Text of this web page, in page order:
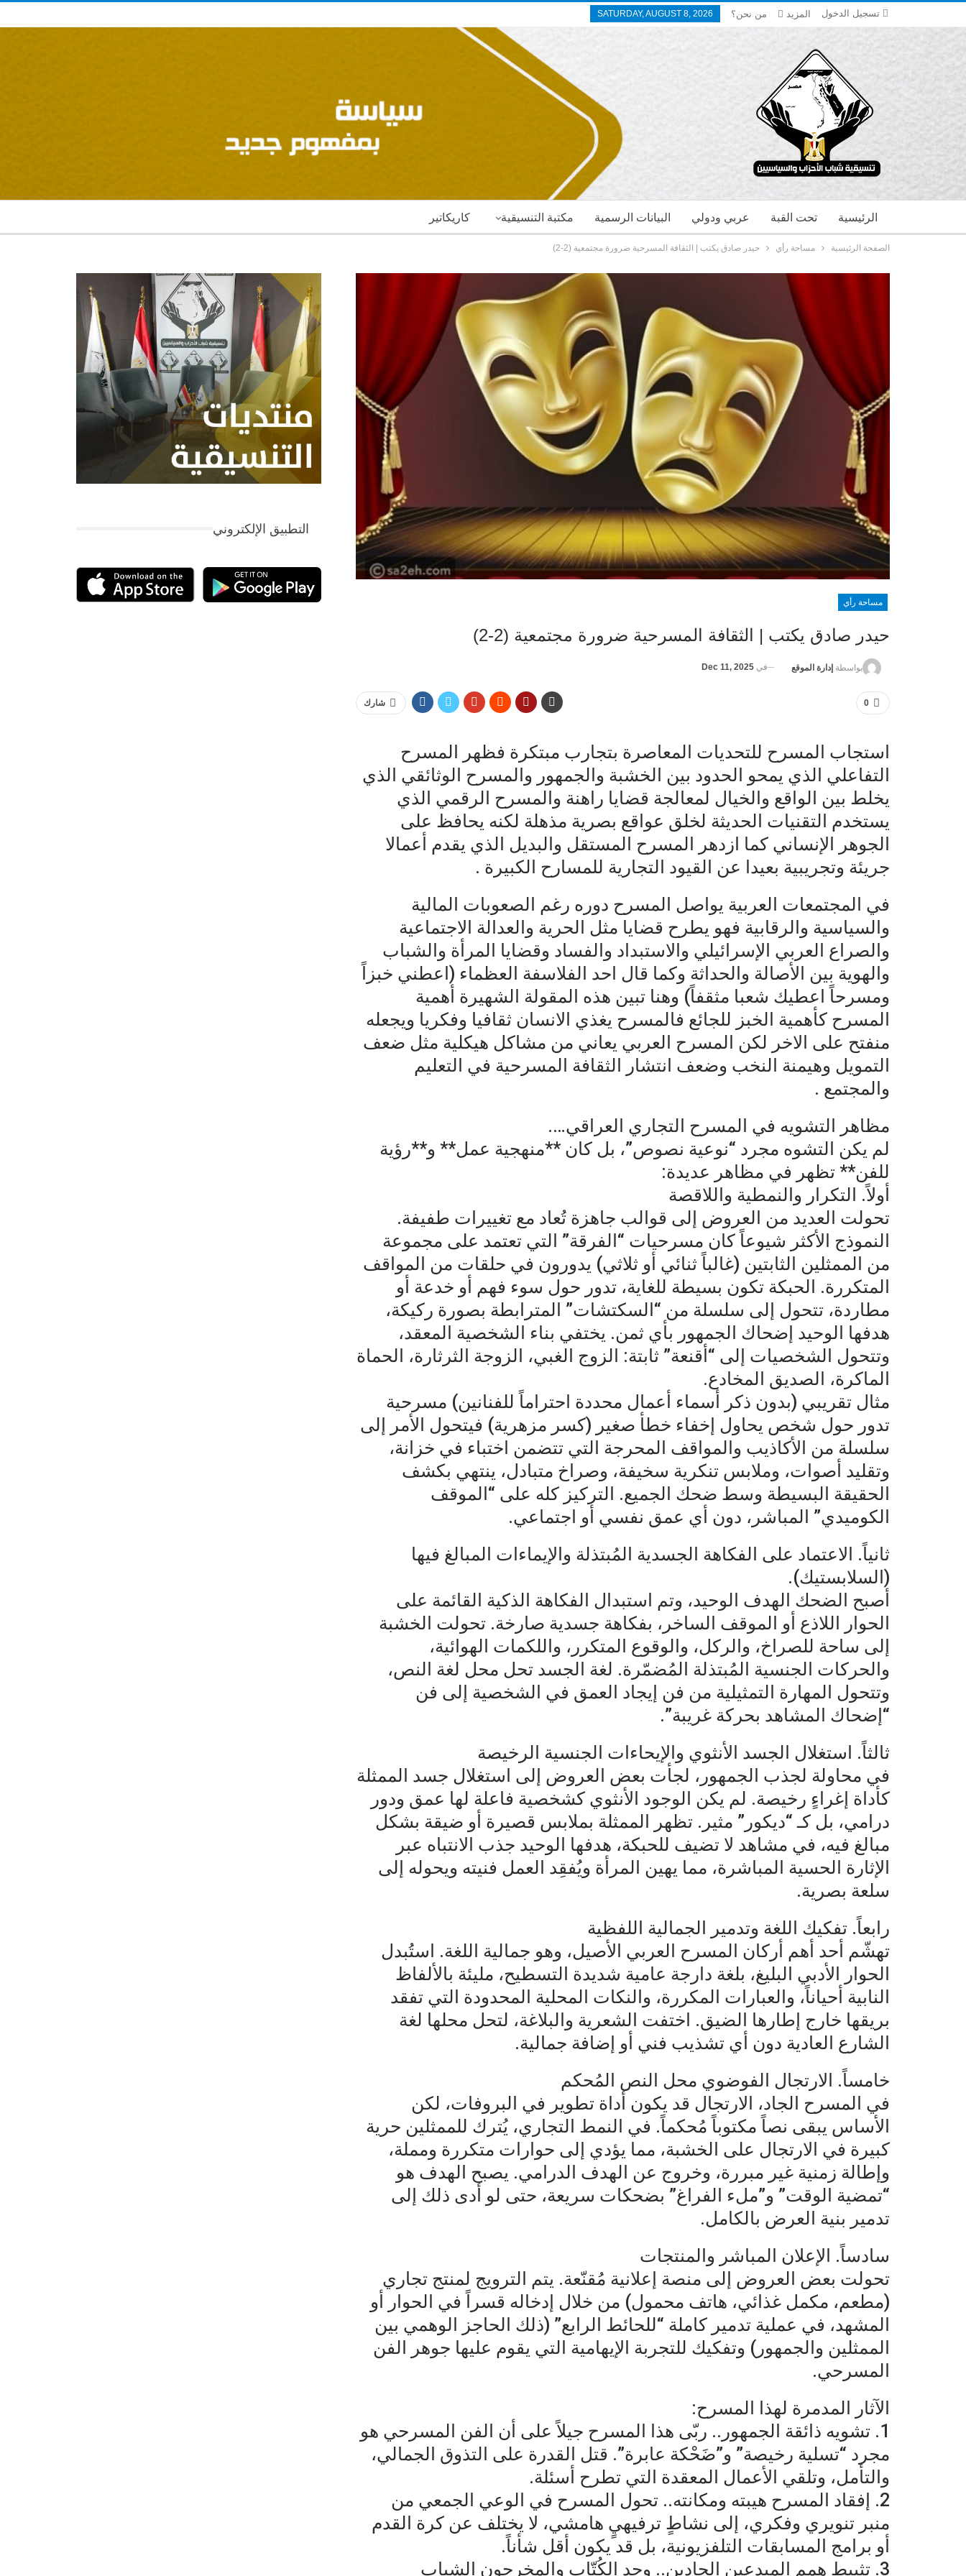
تسجيل الدخول SATURDAY, AUGUST 8, 2026 من نحن؟ المزيد
كاريكاتير مكتبة التنسيقية البيانات الرسمية عربي ودولي تحت القبة الرئيسية
الصفحة الرئيسية مساحة رأي حيدر صادق يكتب | الثقافة المسرحية ضرورة مجتمعية (2-2)
مساحة رأي
حيدر صادق يكتب | الثقافة المسرحية ضرورة مجتمعية (2-2)
بواسطة إدارة الموقع في Dec 11, 2025
0 شارك
استجاب المسرح للتحديات المعاصرة بتجارب مبتكرة فظهر المسرح
التفاعلي الذي يمحو الحدود بين الخشبة والجمهور والمسرح الوثائقي الذي
يخلط بين الواقع والخيال لمعالجة قضايا راهنة والمسرح الرقمي الذي
يستخدم التقنيات الحديثة لخلق عواقع بصرية مذهلة لكنه يحافظ على
الجوهر الإنساني كما ازدهر المسرح المستقل والبديل الذي يقدم أعمالا
جريئة وتجريبية بعيدا عن القيود التجارية للمسارح الكبيرة .
في المجتمعات العربية يواصل المسرح دوره رغم الصعوبات المالية
والسياسية والرقابية فهو يطرح قضايا مثل الحرية والعدالة الاجتماعية
والصراع العربي الإسرائيلي والاستبداد والفساد وقضايا المرأة والشباب
والهوية بين الأصالة والحداثة وكما قال احد الفلاسفة العظماء (اعطني خبزاً
ومسرحاً اعطيك شعبا مثقفاً) وهنا تبين هذه المقولة الشهيرة أهمية
المسرح كأهمية الخبز للجائع فالمسرح يغذي الانسان ثقافيا وفكريا ويجعله
منفتح على الاخر لكن المسرح العربي يعاني من مشاكل هيكلية مثل ضعف
التمويل وهيمنة النخب وضعف انتشار الثقافة المسرحية في التعليم
والمجتمع .
مظاهر التشويه في المسرح التجاري العراقي….
لم يكن التشوه مجرد “نوعية نصوص”، بل كان **منهجية عمل** و**رؤية
للفن** تظهر في مظاهر عديدة:
أولاً. التكرار والنمطية واللاقصة
تحولت العديد من العروض إلى قوالب جاهزة تُعاد مع تغييرات طفيفة.
النموذج الأكثر شيوعاً كان مسرحيات “الفرقة” التي تعتمد على مجموعة
من الممثلين الثابتين (غالباً ثنائي أو ثلاثي) يدورون في حلقات من المواقف
المتكررة. الحبكة تكون بسيطة للغاية، تدور حول سوء فهم أو خدعة أو
مطاردة، تتحول إلى سلسلة من “السكتشات” المترابطة بصورة ركيكة،
هدفها الوحيد إضحاك الجمهور بأي ثمن. يختفي بناء الشخصية المعقد،
وتتحول الشخصيات إلى “أقنعة” ثابتة: الزوج الغبي، الزوجة الثرثارة، الحماة
الماكرة، الصديق المخادع.
مثال تقريبي (بدون ذكر أسماء أعمال محددة احتراماً للفنانين) مسرحية
تدور حول شخص يحاول إخفاء خطأ صغير (كسر مزهرية) فيتحول الأمر إلى
سلسلة من الأكاذيب والمواقف المحرجة التي تتضمن اختباء في خزانة،
وتقليد أصوات، وملابس تنكرية سخيفة، وصراخ متبادل، ينتهي بكشف
الحقيقة البسيطة وسط ضحك الجميع. التركيز كله على “الموقف
الكوميدي” المباشر، دون أي عمق نفسي أو اجتماعي.
ثانياً. الاعتماد على الفكاهة الجسدية المُبتذلة والإيماءات المبالغ فيها
(السلابستيك).
أصبح الضحك الهدف الوحيد، وتم استبدال الفكاهة الذكية القائمة على
الحوار اللاذع أو الموقف الساخر، بفكاهة جسدية صارخة. تحولت الخشبة
إلى ساحة للصراخ، والركل، والوقوع المتكرر، واللكمات الهوائية،
والحركات الجنسية المُبتذلة المُضمّرة. لغة الجسد تحل محل لغة النص،
وتتحول المهارة التمثيلية من فن إيجاد العمق في الشخصية إلى فن
“إضحاك المشاهد بحركة غريبة”.
ثالثاً. استغلال الجسد الأنثوي والإيحاءات الجنسية الرخيصة
في محاولة لجذب الجمهور، لجأت بعض العروض إلى استغلال جسد الممثلة
كأداة إغراءٍ رخيصة. لم يكن الوجود الأنثوي كشخصية فاعلة لها عمق ودور
درامي، بل كـ “ديكور” مثير. تظهر الممثلة بملابس قصيرة أو ضيقة بشكل
مبالغ فيه، في مشاهد لا تضيف للحبكة، هدفها الوحيد جذب الانتباه عبر
الإثارة الحسية المباشرة، مما يهين المرأة ويُفقِد العمل فنيته ويحوله إلى
سلعة بصرية.
رابعاً. تفكيك اللغة وتدمير الجمالية اللفظية
تهشّم أحد أهم أركان المسرح العربي الأصيل، وهو جمالية اللغة. استُبدل
الحوار الأدبي البليغ، بلغة دارجة عامية شديدة التسطيح، مليئة بالألفاظ
النابية أحياناً، والعبارات المكررة، والنكات المحلية المحدودة التي تفقد
بريقها خارج إطارها الضيق. اختفت الشعرية والبلاغة، لتحل محلها لغة
الشارع العادية دون أي تشذيب فني أو إضافة جمالية.
خامساً. الارتجال الفوضوي محل النص المُحكم
في المسرح الجاد، الارتجال قد يكون أداة تطوير في البروفات، لكن
الأساس يبقى نصاً مكتوباً مُحكماً. في النمط التجاري، يُترك للممثلين حرية
كبيرة في الارتجال على الخشبة، مما يؤدي إلى حوارات متكررة ومملة،
وإطالة زمنية غير مبررة، وخروج عن الهدف الدرامي. يصبح الهدف هو
“تمضية الوقت” و”ملء الفراغ” بضحكات سريعة، حتى لو أدى ذلك إلى
تدمير بنية العرض بالكامل.
سادساً. الإعلان المباشر والمنتجات
تحولت بعض العروض إلى منصة إعلانية مُقنّعة. يتم الترويج لمنتج تجاري
(مطعم، مكمل غذائي، هاتف محمول) من خلال إدخاله قسراً في الحوار أو
المشهد، في عملية تدمير كاملة “للحائط الرابع” (ذلك الحاجز الوهمي بين
الممثلين والجمهور) وتفكيك للتجربة الإيهامية التي يقوم عليها جوهر الفن
المسرحي.
الآثار المدمرة لهذا المسرح:
1. تشويه ذائقة الجمهور.. ربّى هذا المسرح جيلاً على أن الفن المسرحي هو
مجرد “تسلية رخيصة” و”ضَحْكة عابرة”. قتل القدرة على التذوق الجمالي،
والتأمل، وتلقي الأعمال المعقدة التي تطرح أسئلة.
2. إفقاد المسرح هيبته ومكانته.. تحول المسرح في الوعي الجمعي من
منبر تنويري وفكري، إلى نشاطٍ ترفيهيٍ هامشي، لا يختلف عن كرة القدم
أو برامج المسابقات التلفزيونية، بل قد يكون أقل شأناً.
3. تثبيط همم المبدعين الجادين.. وجد الكُتّاب والمخرجون الشباب
التطبيق الإلكتروني